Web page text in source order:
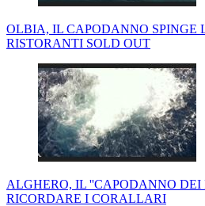
OLBIA, IL CAPODANNO SPINGE
RISTORANTI SOLD OUT
ALGHERO, IL ''CAPODANNO DEI
RICORDARE I CORALLARI